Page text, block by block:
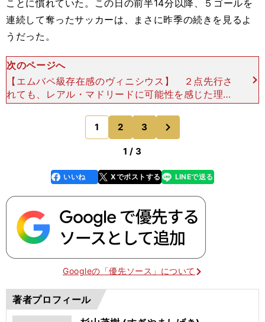
ことに慣れていた。この日の前半14分以降、５ゴールを
連続して奪ったサッカーは、まさに昨季の続きを見るよ
うだった。
次のページへ
【エムバペ級存在感のヴィニシウス】 ２点先行さ
れても、レアル・マドリードに可能性を感じた理由
はもうひとつに、ヴィニシウス・ジュニオールにリ
バプールが手を焼いていたことがある。左ウイング
を務めるブラジ
1 2 3
1 / 3
faceboo
k
いいね Xでポストする
line LINEで送る
Googleの「優先ソース」について
著者プロフィール